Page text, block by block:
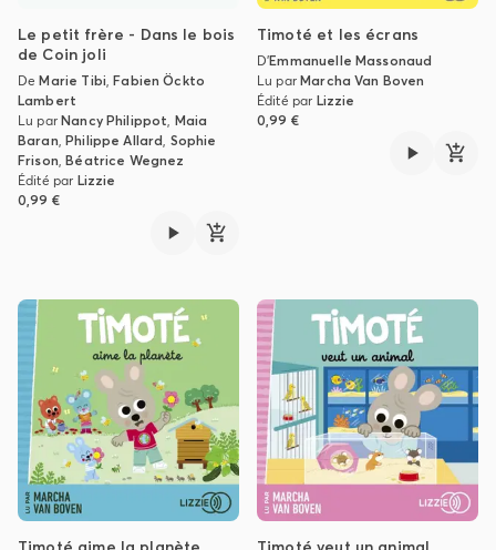
Le petit frère - Dans le bois
de Coin joli
DeMarie Tibi,Fabien Öckto
Lambert
Lu parNancy Philippot, Maia
Baran,Philippe Allard, Sophie
Frison,Béatrice Wegnez
Édité par Lizzie
0,99 €
Timoté et les écrans
D'Emmanuelle Massonaud
Lu parMarcha Van Boven
Édité par Lizzie
0,99 €